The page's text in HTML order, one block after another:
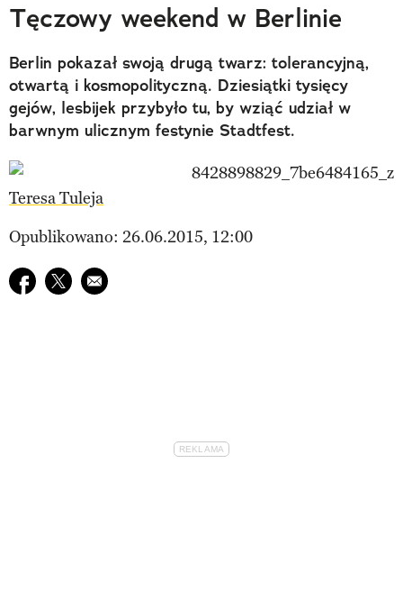
Trendbook Podróżniczy
Polecane
Tęczowy weekend w Berlinie
Berlin pokazał swoją drugą twarz: tolerancyjną,
otwartą i kosmopolityczną. Dziesiątki tysięcy
gejów, lesbijek przybyło tu, by wziąć udział w
barwnym ulicznym festynie Stadtfest.
Teresa Tuleja
Opublikowano: 26.06.2015, 12:00
Udostępnij na facebook
Udostępnij na twitter
E-mail do przyjaciela